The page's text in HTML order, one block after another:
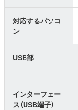
対応するパソコ
ン
USB部
インターフェー
ス（USB端子）